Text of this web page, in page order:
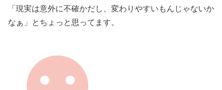
「現実は意外に不確かだし、変わりやすいもんじゃないか
なぁ」とちょっと思ってます。